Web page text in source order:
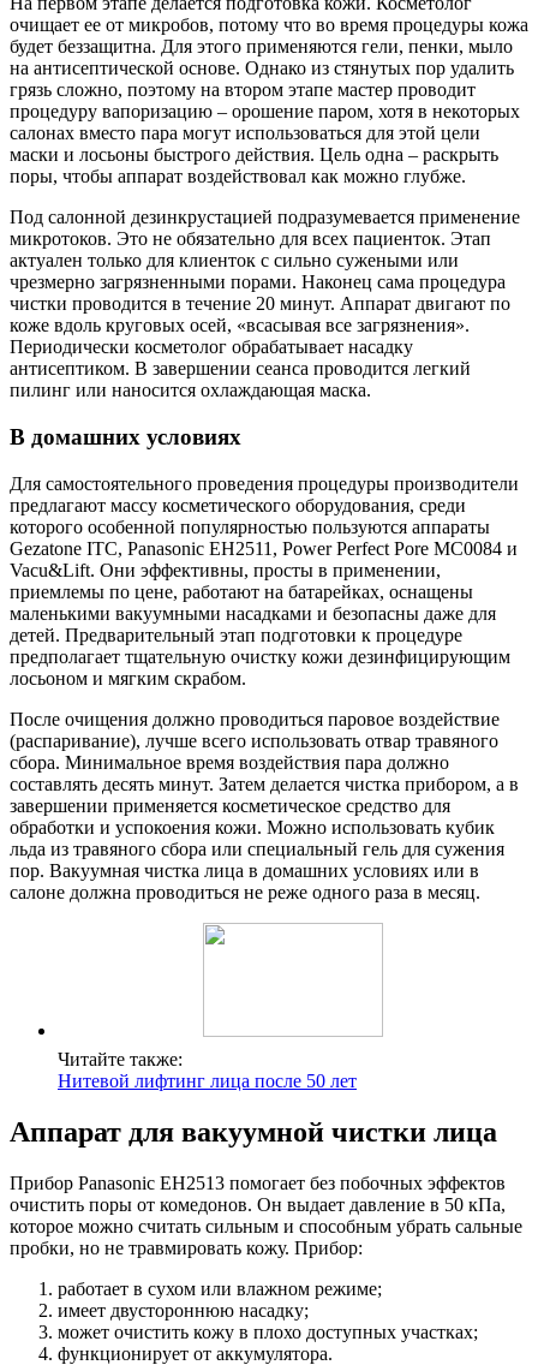
очищает ее от микробов, потому что во время процедуры кожа
будет беззащитна. Для этого применяются гели, пенки, мыло
на антисептической основе. Однако из стянутых пор удалить
грязь сложно, поэтому на втором этапе мастер проводит
процедуру вапоризацию – орошение паром, хотя в некоторых
салонах вместо пара могут использоваться для этой цели
маски и лосьоны быстрого действия. Цель одна – раскрыть
поры, чтобы аппарат воздействовал как можно глубже.
Под салонной дезинкрустацией подразумевается применение
микротоков. Это не обязательно для всех пациенток. Этап
актуален только для клиенток с сильно сужеными или
чрезмерно загрязненными порами. Наконец сама процедура
чистки проводится в течение 20 минут. Аппарат двигают по
коже вдоль круговых осей, «всасывая все загрязнения».
Периодически косметолог обрабатывает насадку
антисептиком. В завершении сеанса проводится легкий
пилинг или наносится охлаждающая маска.
В домашних условиях
Для самостоятельного проведения процедуры производители
предлагают массу косметического оборудования, среди
которого особенной популярностью пользуются аппараты
Gezatone ITC, Panasonic EH2511, Power Perfect Pore MC0084 и
Vacu&Lift. Они эффективны, просты в применении,
приемлемы по цене, работают на батарейках, оснащены
маленькими вакуумными насадками и безопасны даже для
детей. Предварительный этап подготовки к процедуре
предполагает тщательную очистку кожи дезинфицирующим
лосьоном и мягким скрабом.
После очищения должно проводиться паровое воздействие
(распаривание), лучше всего использовать отвар травяного
сбора. Минимальное время воздействия пара должно
составлять десять минут. Затем делается чистка прибором, а в
завершении применяется косметическое средство для
обработки и успокоения кожи. Можно использовать кубик
льда из травяного сбора или специальный гель для сужения
пор. Вакуумная чистка лица в домашних условиях или в
салоне должна проводиться не реже одного раза в месяц.
Читайте также:
Нитевой лифтинг лица после 50 лет
Аппарат для вакуумной чистки лица
Прибор Panasonic EH2513 помогает без побочных эффектов
очистить поры от комедонов. Он выдает давление в 50 кПа,
которое можно считать сильным и способным убрать сальные
пробки, но не травмировать кожу. Прибор:
работает в сухом или влажном режиме;
имеет двустороннюю насадку;
может очистить кожу в плохо доступных участках;
функционирует от аккумулятора.